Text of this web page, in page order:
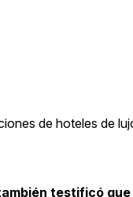
de hoteles de
testificó